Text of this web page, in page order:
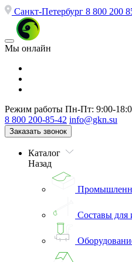
Санкт-Петербург 8 800 200
Мы онлайн
Режим работы Пн-Пт: 9:00-
8 800 200-85-42 info@gkn.su
Заказать звонок
Каталог
Назад
Составы для